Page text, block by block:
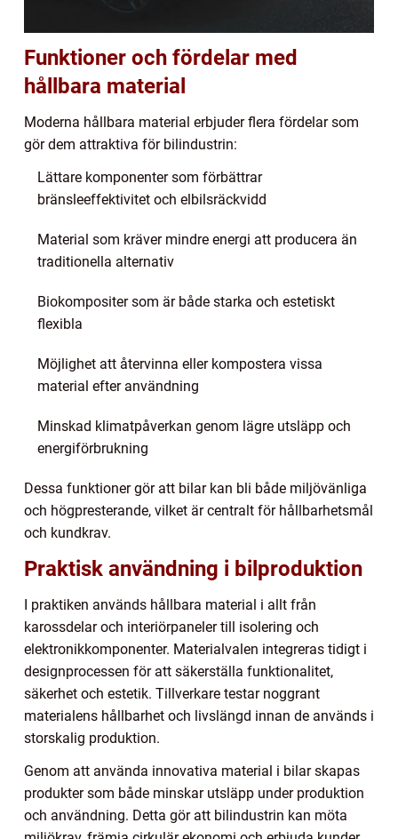
Funktioner och fördelar med
hållbara material
Moderna hållbara material erbjuder flera fördelar som
gör dem attraktiva för bilindustrin:
Lättare komponenter som förbättrar
bränsleeffektivitet och elbilsräckvidd
Material som kräver mindre energi att producera än
traditionella alternativ
Biokompositer som är både starka och estetiskt
flexibla
Möjlighet att återvinna eller kompostera vissa
material efter användning
Minskad klimatpåverkan genom lägre utsläpp och
energiförbrukning
Dessa funktioner gör att bilar kan bli både miljövänliga
och högpresterande, vilket är centralt för hållbarhetsmål
och kundkrav.
Praktisk användning i bilproduktion
I praktiken används hållbara material i allt från
karossdelar och interiörpaneler till isolering och
elektronikkomponenter. Materialvalen integreras tidigt i
designprocessen för att säkerställa funktionalitet,
säkerhet och estetik. Tillverkare testar noggrant
materialens hållbarhet och livslängd innan de används i
storskalig produktion.
Genom att använda innovativa material i bilar skapas
produkter som både minskar utsläpp under produktion
och användning. Detta gör att bilindustrin kan möta